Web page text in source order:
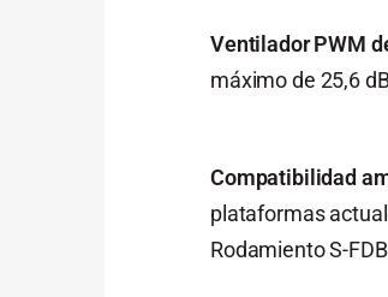
Ventilador PWM
máximo de 25,6
Compatibilidad
plataformas
Rodamiento S-